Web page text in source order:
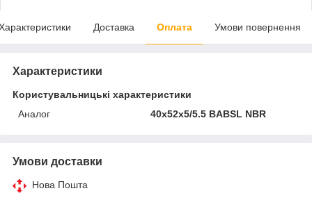
Доставка Оплата Умови повернення
Характеристики
Користувальницькі характеристики
Аналог
40х52х5/5.5 BABSL NBR
Умови доставки
Нова Пошта